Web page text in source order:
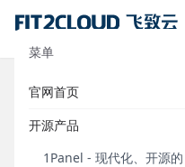
菜单
官网首页
开源产品
1Panel - 现代化、开源
案例研究｜腾讯
JumpServer共